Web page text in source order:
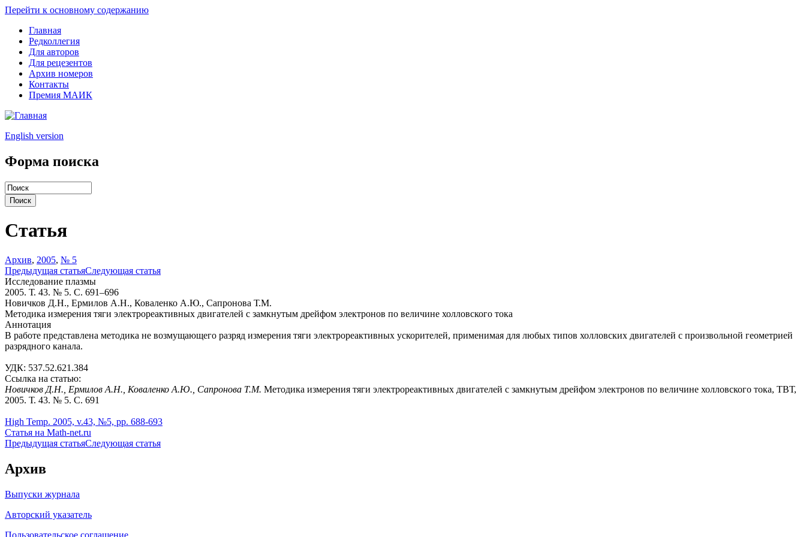
Перейти к основному содержанию
Главная
Редколлегия
Для авторов
Для рецезентов
Архив номеров
Контакты
Премия МАИК
English version
Форма поиска
Статья
Архив, 2005, № 5
Предыдущая статьяСледующая статья
Исследование плазмы
2005. Т. 43. № 5. С. 691–696
Новичков Д.Н., Ермилов А.Н., Коваленко А.Ю., Сапронова Т.М.
Методика измерения тяги электрореактивных двигателей с замкнутым дрейфом электронов по величине холловского тока
Аннотация
В работе представлена методика не возмущающего разряд измерения тяги электрореактивных ускорителей, применимая для любых типов холловских двигателей с произвольной геометрией
разрядного канала.
УДК: 537.52.621.384
Ссылка на статью:
Новичков Д.Н., Ермилов А.Н., Коваленко А.Ю., Сапронова Т.М. Методика измерения тяги электрореактивных двигателей с замкнутым дрейфом электронов по величине холловского тока, ТВТ,
2005. Т. 43. № 5. С. 691
High Temp. 2005, v.43, №5, pp. 688-693
Статья на Math-net.ru
Предыдущая статьяСледующая статья
Архив
Выпуски журнала
Авторский указатель
Пользовательское соглашение